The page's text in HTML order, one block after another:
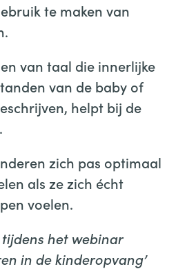
te maken van
van taal die innerlijke
van de baby of
helpt bij de
zich pas optimaal
als ze zich écht
voelen.
het webinar
in de kinderopvang’